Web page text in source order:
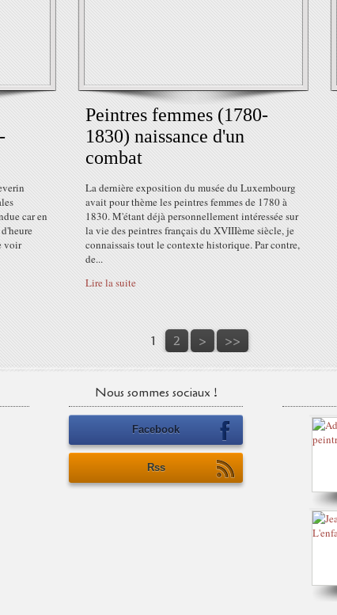
car en
voir
Peintres femmes (1780-
1830) naissance d'un
combat
La dernière exposition du musée du Luxembourg
avait pour thème les peintres femmes de 1780 à
1830. M'étant déjà personnellement intéressée sur
la vie des peintres français du XVIIIème siècle, je
connaissais tout le contexte historique. Par contre,
de...
Lire la suite
1 2 > >>
Nous sommes sociaux !
Facebook
Rss